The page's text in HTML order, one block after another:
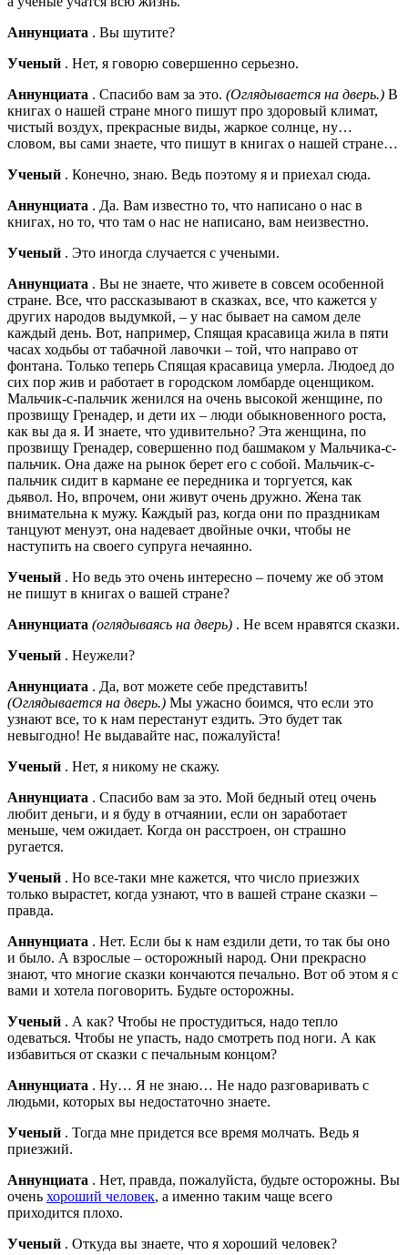
Аннунциата . Вы шутите?
Ученый . Нет, я говорю совершенно серьезно.
Аннунциата . Спасибо вам за это. (Оглядывается на дверь.) В
книгах о нашей стране много пишут про здоровый климат,
чистый воздух, прекрасные виды, жаркое солнце, ну…
словом, вы сами знаете, что пишут в книгах о нашей стране…
Ученый . Конечно, знаю. Ведь поэтому я и приехал сюда.
Аннунциата . Да. Вам известно то, что написано о нас в
книгах, но то, что там о нас не написано, вам неизвестно.
Ученый . Это иногда случается с учеными.
Аннунциата . Вы не знаете, что живете в совсем особенной
стране. Все, что рассказывают в сказках, все, что кажется у
других народов выдумкой, – у нас бывает на самом деле
каждый день. Вот, например, Спящая красавица жила в пяти
часах ходьбы от табачной лавочки – той, что направо от
фонтана. Только теперь Спящая красавица умерла. Людоед до
сих пор жив и работает в городском ломбарде оценщиком.
Мальчик-с-пальчик женился на очень высокой женщине, по
прозвищу Гренадер, и дети их – люди обыкновенного роста,
как вы да я. И знаете, что удивительно? Эта женщина, по
прозвищу Гренадер, совершенно под башмаком у Мальчика-с-
пальчик. Она даже на рынок берет его с собой. Мальчик-с-
пальчик сидит в кармане ее передника и торгуется, как
дьявол. Но, впрочем, они живут очень дружно. Жена так
внимательна к мужу. Каждый раз, когда они по праздникам
танцуют менуэт, она надевает двойные очки, чтобы не
наступить на своего супруга нечаянно.
Ученый . Но ведь это очень интересно – почему же об этом
не пишут в книгах о вашей стране?
Аннунциата (оглядываясь на дверь) . Не всем нравятся сказки.
Ученый . Неужели?
Аннунциата . Да, вот можете себе представить!
(Оглядывается на дверь.) Мы ужасно боимся, что если это
узнают все, то к нам перестанут ездить. Это будет так
невыгодно! Не выдавайте нас, пожалуйста!
Ученый . Нет, я никому не скажу.
Аннунциата . Спасибо вам за это. Мой бедный отец очень
любит деньги, и я буду в отчаянии, если он заработает
меньше, чем ожидает. Когда он расстроен, он страшно
ругается.
Ученый . Но все-таки мне кажется, что число приезжих
только вырастет, когда узнают, что в вашей стране сказки –
правда.
Аннунциата . Нет. Если бы к нам ездили дети, то так бы оно
и было. А взрослые – осторожный народ. Они прекрасно
знают, что многие сказки кончаются печально. Вот об этом я с
вами и хотела поговорить. Будьте осторожны.
Ученый . А как? Чтобы не простудиться, надо тепло
одеваться. Чтобы не упасть, надо смотреть под ноги. А как
избавиться от сказки с печальным концом?
Аннунциата . Ну… Я не знаю… Не надо разговаривать с
людьми, которых вы недостаточно знаете.
Ученый . Тогда мне придется все время молчать. Ведь я
приезжий.
Аннунциата . Нет, правда, пожалуйста, будьте осторожны. Вы
очень хороший человек, а именно таким чаще всего
приходится плохо.
Ученый . Откуда вы знаете, что я хороший человек?